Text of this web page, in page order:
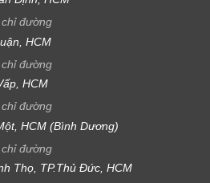
chỉ đường
HCM
chỉ đường
HCM
chỉ đường
HCM (Bình Dương)
chỉ đường
Thọ, TP.Thủ Đức, HCM